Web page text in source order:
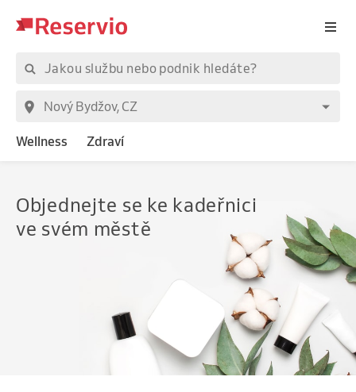
Wellness Zdraví
Objednejte se ke kadeřnici
ve svém městě